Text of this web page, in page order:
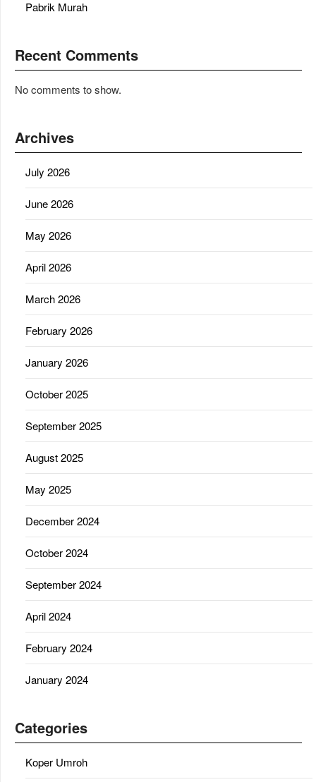
Pabrik Murah
Recent Comments
No comments to show.
Archives
July 2026
June 2026
May 2026
April 2026
March 2026
February 2026
January 2026
October 2025
September 2025
August 2025
May 2025
December 2024
October 2024
September 2024
April 2024
February 2024
January 2024
Categories
Koper Umroh